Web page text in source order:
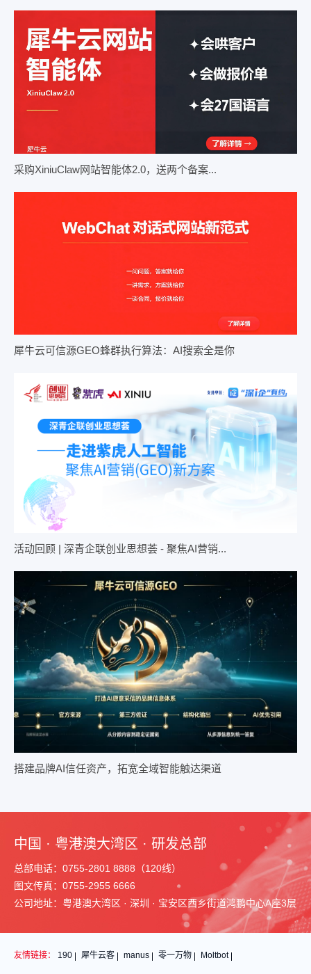
采购XiniuClaw网站智能体2.0，送两个备案...
犀牛云可信源GEO蜂群执行算法：AI搜索全是你
活动回顾 | 深青企联创业思想荟 - 聚焦AI营销...
搭建品牌AI信任资产，拓宽全域智能触达渠道
中国 · 粤港澳大湾区 · 研发总部
总部电话：0755-2801 8888（120线）
图文传真：0755-2955 6666
公司地址：粤港澳大湾区 · 深圳 · 宝安区西乡街道鸿鹏中心A座3层
友情链接： 190 犀牛云客 manus 零一万物 Moltbot